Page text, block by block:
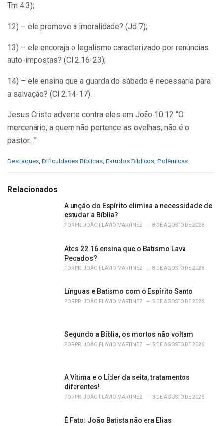
Tm 4.3);
12) – ele promove a imoralidade? (Jd 7);
13) – ele encoraja o legalismo caracterizado por renúncias
auto-impostas? (Cl 2.16-23);
14) – ele ensina que a guarda do sábado é necessária para
a salvação? (Cl 2.14-17).
Jesus Cristo adverte contra eles em João 10:12 “O
mercenário, a quem não pertence as ovelhas, não é o
pastor…”
C
e
Destaques Dificuldades Bíblicas Estudos Bíblicos Polêmicas
Relacionados
A unção do Espírito elimina a necessidade de
estudar a Bíblia?
POR PR. JOÃO FLÁVIO MARTINEZ 8 DE AGOSTO DE 2026
Atos 22.16 ensina que o Batismo Lava
Pecados?
POR PR. JOÃO FLÁVIO MARTINEZ 8 DE AGOSTO DE 2026
Línguas e Batismo com o Espírito Santo
POR PR. JOÃO FLÁVIO MARTINEZ 5 DE AGOSTO DE 2026
Segundo a Bíblia, os mortos não voltam
POR PR. JOÃO FLÁVIO MARTINEZ 5 DE AGOSTO DE 2026
A Vítima e o Líder da seita, tratamentos
diferentes!
POR PR. JOÃO FLÁVIO MARTINEZ 3 DE AGOSTO DE 2026
É Fato: João Batista não era Elias